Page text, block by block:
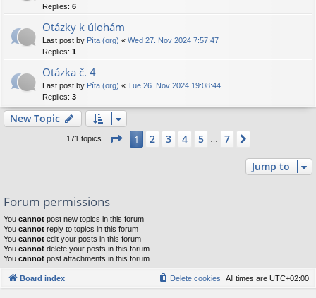
Replies: 6
Otázky k úlohám
Last post by Píta (org) « Wed 27. Nov 2024 7:57:47
Replies: 1
Otázka č. 4
Last post by Píta (org) « Tue 26. Nov 2024 19:08:44
Replies: 3
New Topic
171 topics Page 1of7
1 2 3 4 5 7
Jump to
Forum permissions
You cannot post new topics in this forum
You cannot reply to topics in this forum
You cannot edit your posts in this forum
You cannot delete your posts in this forum
You cannot post attachments in this forum
Board index All times are UTC+02:00
Delete cookies